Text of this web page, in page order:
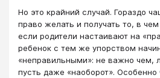
Но это крайний случай. Гораздо
право желать и получать то, в
если родители настаивают на
ребенок с тем же упорством
«неправильными»: не важно чем,
пусть даже «наоборот». Особенно